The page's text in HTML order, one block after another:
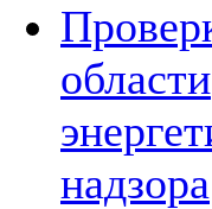
области
надзора